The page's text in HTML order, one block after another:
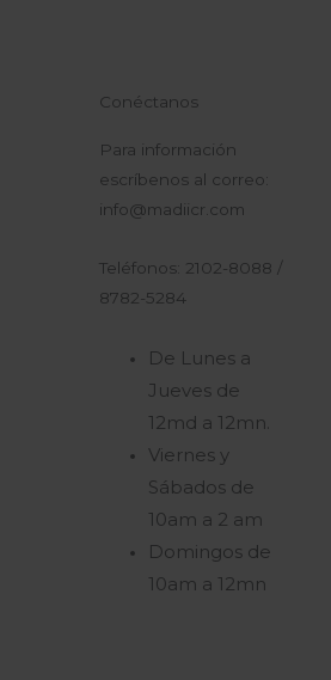
Conéctanos
Para información
escríbenos al correo:
info@madiicr.com
Teléfonos: 2102-8088 /
8782-5284
De Lunes a
Jueves de
12md a 12mn.
Viernes y
Sábados de
10am a 2 am
Domingos de
10am a 12mn